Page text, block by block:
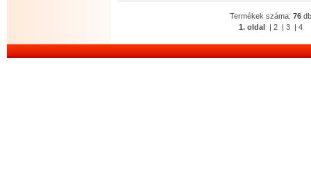
Termékek száma: 76 db
1. oldal | 2 | 3 | 4